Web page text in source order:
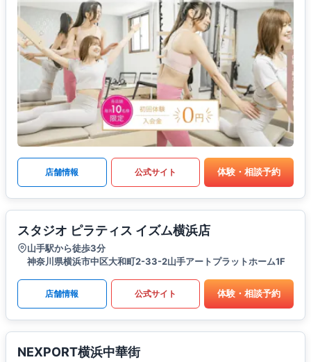
店舗情報 公式サイト 体験・相談予約
スタジオ ピラティス イズム横浜店
山手駅から徒歩3分
神奈川県横浜市中区大和町2-33-2山手アートプラットホーム1F
店舗情報 公式サイト 体験・相談予約
NEXPORT横浜中華街